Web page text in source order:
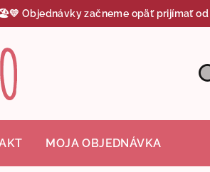
Objednávky začneme opäť prijímať od
MOJA OBJEDNÁVKA